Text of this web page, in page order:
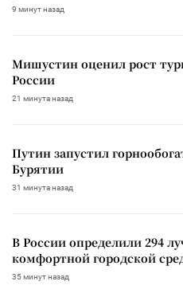
9 минут назад
Мишустин оценил рост
России
21 минута назад
Путин запустил
Бурятии
31 минута назад
В России определили 294
комфортной городской
35 минут назад